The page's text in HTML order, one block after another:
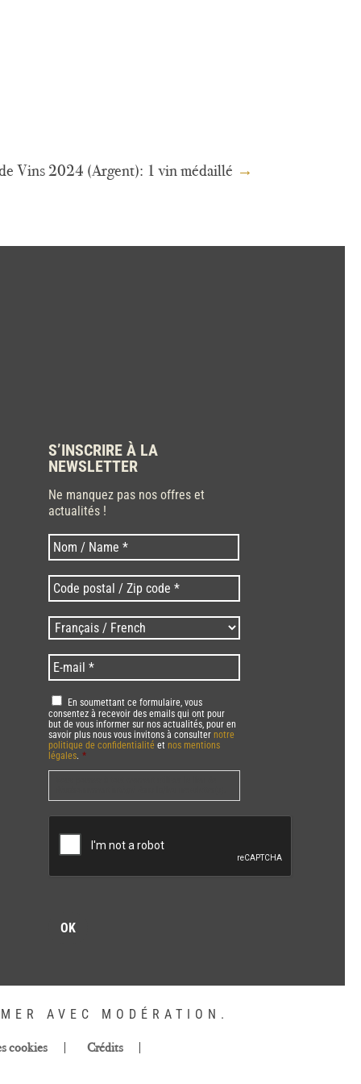
Vins 2024 (Argent): 1 vin médaillé →
S’INSCRIRE À LA
NEWSLETTER
Ne manquez pas nos offres et
actualités !
Nom
* Nom
Code
postal
/
Zip
* *
Langues
/
Language *
E-
mail *
RGPD *
En soumettant ce formulaire, vous
consentez à recevoir des emails qui ont pour
but de vous informer sur nos actualités, pour en
savoir plus nous vous invitons à consulternotre
politique de confidentialité etnos mentions
légales. *
AVEC MODÉRATION.
cookies Crédits